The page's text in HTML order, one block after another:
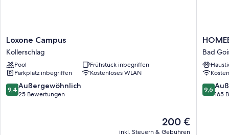
Arbeitsplätze sowie Ausstattungsmerkmale wie kostenloses WLAN und
eine Klimaanlage.
Zusätzliche Komforts in den Zimmern sind zum Beispiel:
Hochstuhl und Mal- und Zeichenutensilien
Gemeinschaftsbäder mit Fußbodenheizung und Duschen
Loxone
Campus
Kollerschlag
Loxone Campus
Kollerschlag
Pool
Frühstück inbegriffen
Parkplatz inbegriffen
Kostenloses WLAN
9.4
von
9,4 Außergewöhnlich
25 Bewertungen
Der
Preis
200 €
inkl. Steuern & Gebühren
Bad
Goisern
Bad
Goisern
Bad
9.6
von
9,6
165